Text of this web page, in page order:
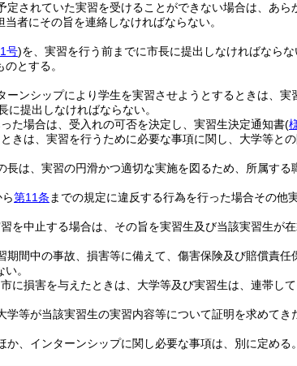
定されていた実習を受けることができない場合は、あら
者にその旨を連絡しなければならない。
号)を、実習を行う前までに市長に提出しなければならな
とする。
ーンシップにより学生を実習させようとするときは、実
に提出しなければならない。
た場合は、受入れの可否を決定し、実習生決定通知書(
きは、実習を行うために必要な事項に関し、大学等と
長は、実習の円滑かつ適切な実施を図るため、所属する
第11条 までの規定に違反する行為を行った場合その他
を中止する場合は、その旨を実習生及び当該実習生が
期間中の事故、損害等に備えて、傷害保険及び賠償責
。
に損害を与えたときは、大学等及び実習生は、連帯し
学等が当該実習生の実習内容等について証明を求めてき
か、インターンシップに関し必要な事項は、別に定める。